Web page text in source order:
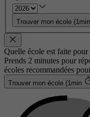
Trouver mon école (1min
Quelle école est faite pour
Prends 2 minutes pour
écoles recommandées
Trouver mon école (1min